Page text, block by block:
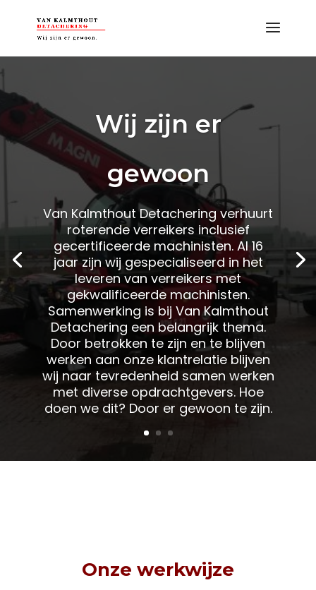
Wij zijn er
gewoon
Van Kalmthout Detachering verhuurt
roterende verreikers inclusief
gecertificeerde machinisten. Al 16
jaar zijn wij gespecialiseerd in het
leveren van verreikers met
gekwalificeerde machinisten.
Samenwerking is bij Van Kalmthout
Detachering een belangrijk thema.
Door betrokken te zijn en te blijven
werken aan onze klantrelatie blijven
wij naar tevredenheid samen werken
met diverse opdrachtgevers. Hoe
doen we dit? Door er gewoon te zijn.
Onze werkwijze